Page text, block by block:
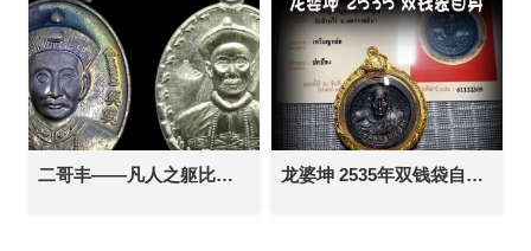
二哥丰——凡人之躯比肩神明 龙婆坤 2535年双钱袋自身佛牌 泰国佛牌 招财避险 守财事业高升 转运